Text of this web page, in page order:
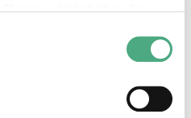
jederzeit über die
widerrufen
geografische Lage erfassen,
nur die
Völklinger